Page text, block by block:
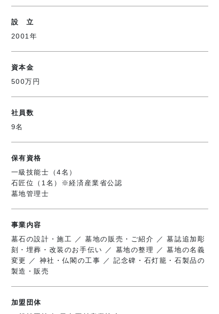
設 立
2001年
資本金
500万円
社員数
9名
保有資格
一級技能士（4名）
石匠位（1名）※経済産業省公認
墓地管理士
事業内容
墓石の設計・施工 ／ 墓地の販売・ご紹介 ／ 墓誌追加彫
刻・埋葬・改装のお手伝い ／ 墓地の整理 ／ 墓地の名義
変更 ／ 神社・仏閣の工事 ／ 記念碑・石灯籠・石製品の
製造・販売
加盟団体